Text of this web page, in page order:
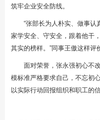
筑牢企业安全防线。
“张部长为人朴实、做事
家学安全、守安全，跟着他干
其实的榜样。”同事王傲这样评
面对荣誉，张永强初心不
模标准严格要求自己，不忘初
以实际行动回报组织和职工的